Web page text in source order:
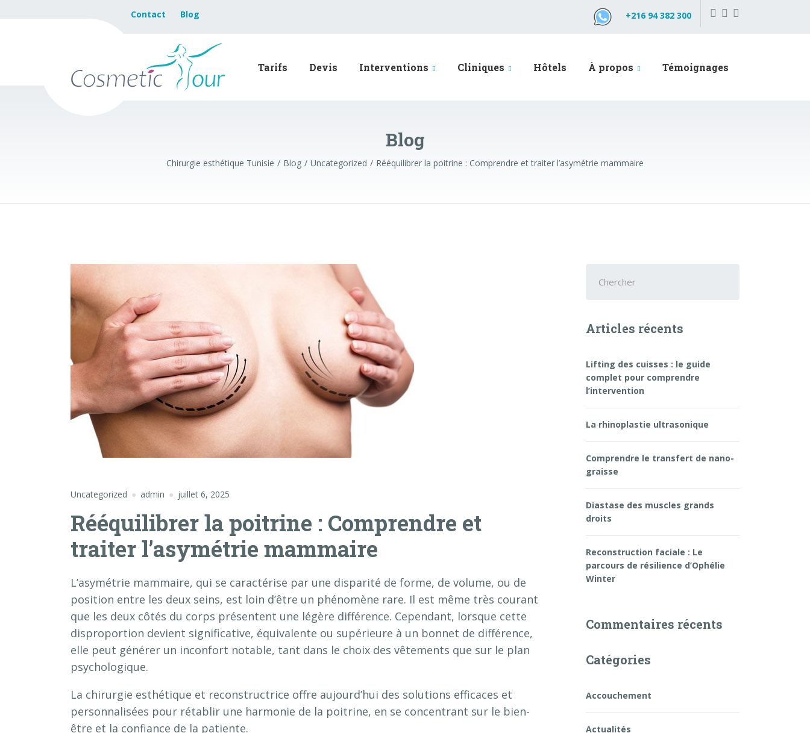
Contact Blog +216 94 382 300
Tarifs Devis Interventions Cliniques Hôtels À propos Témoignages
Blog
Chirurgie esthétique Tunisie Blog Uncategorized Rééquilibrer la poitrine : Comprendre et traiter l’asymétrie mammaire
Uncategorized admin juillet 6, 2025
Rééquilibrer la poitrine : Comprendre et
traiter l’asymétrie mammaire
L’asymétrie mammaire, qui se caractérise par une disparité de forme, de volume, ou de
position entre les deux seins, est loin d’être un phénomène rare. Il est même très courant
que les deux côtés du corps présentent une légère différence. Cependant, lorsque cette
disproportion devient significative, équivalente ou supérieure à un bonnet de différence,
elle peut générer un inconfort notable, tant dans le choix des vêtements que sur le plan
psychologique.
La chirurgie esthétique et reconstructrice offre aujourd’hui des solutions efficaces et
personnalisées pour rétablir une harmonie de la poitrine, en se concentrant sur le bien-
être et la confiance de la patiente.
Articles récents
Lifting des cuisses : le guide
complet pour comprendre
l’intervention
La rhinoplastie ultrasonique
Comprendre le transfert de nano-
graisse
Diastase des muscles grands
droits
Reconstruction faciale : Le
parcours de résilience d’Ophélie
Winter
Commentaires récents
Catégories
Accouchement
Actualités